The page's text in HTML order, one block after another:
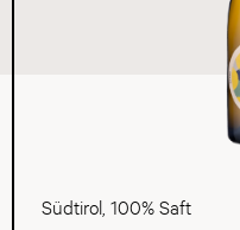
Südtirol, 100% Saft